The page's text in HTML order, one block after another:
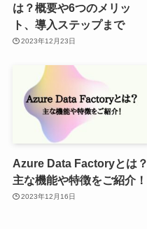
は？概要や6つのメリッ
ト、導入ステップまで
2023年12月23日
Azure Data Factoryとは？
主な機能や特徴をご紹介！
2023年12月16日